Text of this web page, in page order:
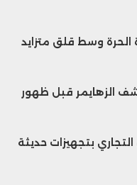
الحرة وسط قلق متزايد
الزهايمر قبل ظهور
بتجهيزات حديثة